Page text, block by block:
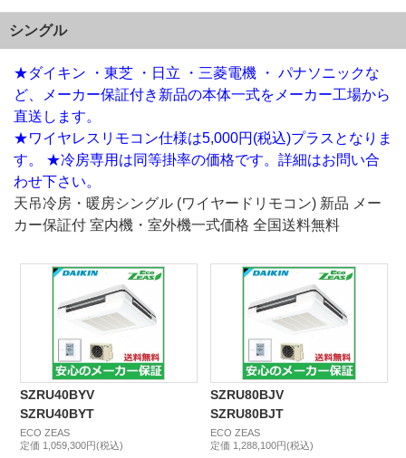
シングル
★ダイキン ・東芝 ・日立 ・三菱電機 ・ パナソニックな
ど、メーカー保証付き新品の本体一式をメーカー工場から
直送します。
★ワイヤレスリモコン仕様は5,000円(税込)プラスとなりま
す。 ★冷房専用は同等掛率の価格です。詳細はお問い合
わせ下さい。
天吊冷房・暖房シングル (ワイヤードリモコン) 新品 メー
カー保証付 室内機・室外機一式価格 全国送料無料
SZRU40BYV
SZRU40BYT
ECO ZEAS
定価 1,059,300円(税込)
SZRU80BJV
SZRU80BJT
ECO ZEAS
定価 1,288,100円(税込)